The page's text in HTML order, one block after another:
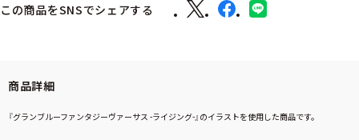
この商品をSNSでシェアする
商品詳細
『グランブルーファンタジーヴァーサス -ライジング-』のイラストを使用した商品です。